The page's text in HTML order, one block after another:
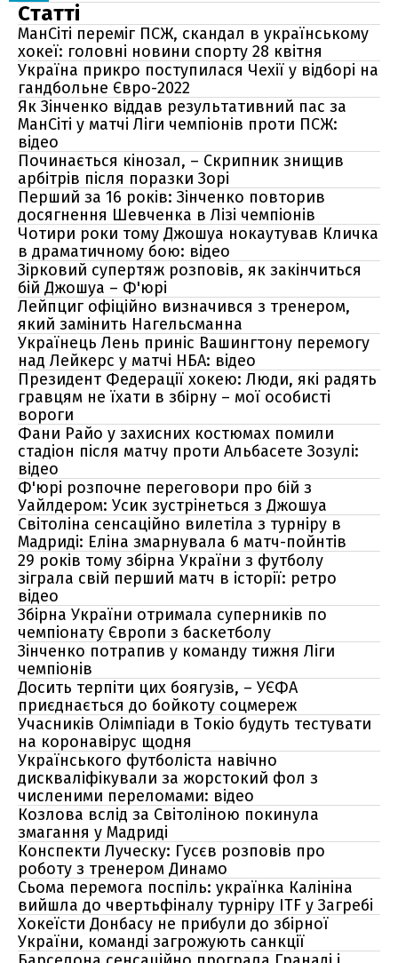
Статті
МанСіті переміг ПСЖ, скандал в українському
хокеї: головні новини спорту 28 квітня
Україна прикро поступилася Чехії у відборі на
гандбольне Євро-2022
Як Зінченко віддав результативний пас за
МанСіті у матчі Ліги чемпіонів проти ПСЖ:
відео
Починається кінозал, – Скрипник знищив
арбітрів після поразки Зорі
Перший за 16 років: Зінченко повторив
досягнення Шевченка в Лізі чемпіонів
Чотири роки тому Джошуа нокаутував Кличка
в драматичному бою: відео
Зірковий супертяж розповів, як закінчиться
бій Джошуа – Ф'юрі
Лейпциг офіційно визначився з тренером,
який замінить Нагельсманна
Українець Лень приніс Вашингтону перемогу
над Лейкерс у матчі НБА: відео
Президент Федерації хокею: Люди, які радять
гравцям не їхати в збірну – мої особисті
вороги
Фани Райо у захисних костюмах помили
стадіон після матчу проти Альбасете Зозулі:
відео
Ф'юрі розпочне переговори про бій з
Уайлдером: Усик зустрінеться з Джошуа
Світоліна сенсаційно вилетіла з турніру в
Мадриді: Еліна змарнувала 6 матч-пойнтів
29 років тому збірна України з футболу
зіграла свій перший матч в історії: ретро
відео
Збірна України отримала суперників по
чемпіонату Європи з баскетболу
Зінченко потрапив у команду тижня Ліги
чемпіонів
Досить терпіти цих боягузів, – УЄФА
приєднається до бойкоту соцмереж
Учасників Олімпіади в Токіо будуть тестувати
на коронавірус щодня
Українського футболіста навічно
дискваліфікували за жорстокий фол з
численими переломами: відео
Козлова вслід за Світоліною покинула
змагання у Мадриді
Конспекти Луческу: Гусєв розповів про
роботу з тренером Динамо
Сьома перемога поспіль: українка Калініна
вийшла до чвертьфіналу турніру ITF у Загребі
Хокеїсти Донбасу не прибули до збірної
України, команді загрожують санкції